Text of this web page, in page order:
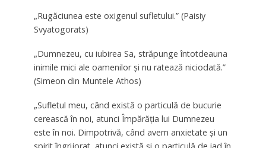
„Rugăciunea este oxigenul sufletului.” (Paisiy
Svyatogorats)
„Dumnezeu, cu iubirea Sa, străpunge întotdeauna
inimile mici ale oamenilor și nu ratează niciodată.”
(Simeon din Muntele Athos)
„Sufletul meu, când există o particulă de bucurie
cerească în noi, atunci Împărăția lui Dumnezeu
este în noi. Dimpotrivă, când avem anxietate și un